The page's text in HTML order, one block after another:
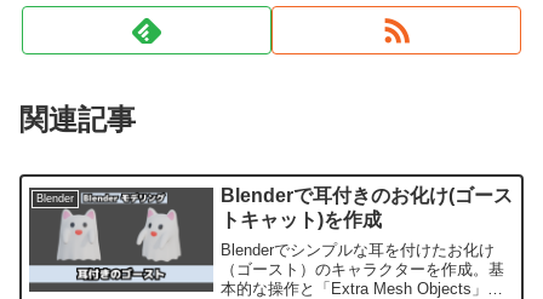
関連記事
Blender
Blenderで耳付きのお化け(ゴース
トキャット)を作成
Blenderでシンプルな耳を付けたお化け
（ゴースト）のキャラクターを作成。基
本的な操作と「Extra Mesh Objects」と